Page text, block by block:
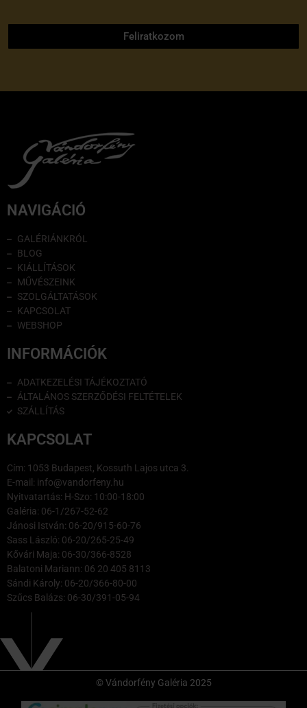
Feliratkozom
NAVIGÁCIÓ
GALÉRIÁNKRÓL
BLOG
KIÁLLÍTÁSOK
MŰVÉSZEINK
SZOLGÁLTATÁSOK
KAPCSOLAT
WEBSHOP
INFORMÁCIÓK
ADATKEZELÉSI TÁJÉKOZTATÓ
ÁLTALÁNOS SZERZŐDÉSI FELTÉTELEK
SZÁLLÍTÁS
KAPCSOLAT
Cím: 1053 Budapest, Kossuth Lajos utca 3.
E-mail: info@vandorfeny.hu
Nyitvatartás: H-Szo: 10:00-18:00
Galéria: 06-1/267-52-62
Jánosi István: 06-20/915-60-76
Sass László: 06-20/265-25-49
Kővári Maja: 06-30/366-8528
Balatoni Mariann: 06 20 405 8113
Sándi Károly: 06-20/366-80-00
Szűcs Balázs: 06-30/391-05-94
© Vándorfény Galéria 2025